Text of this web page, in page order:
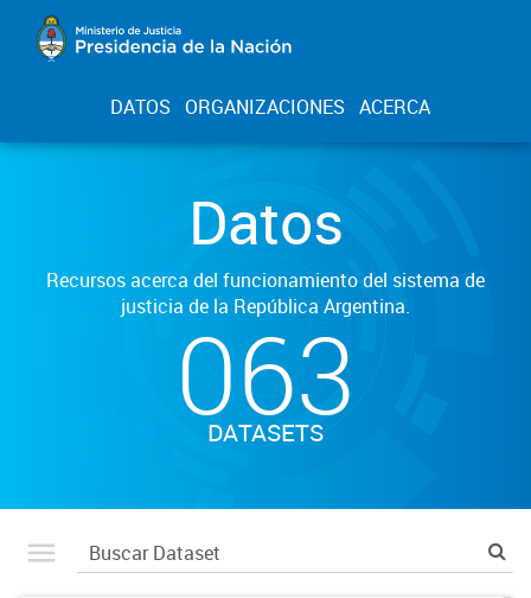
DATOS ORGANIZACIONES ACERCA
Datos
Recursos acerca del funcionamiento del sistema de
justicia de la República Argentina.
063
DATASETS